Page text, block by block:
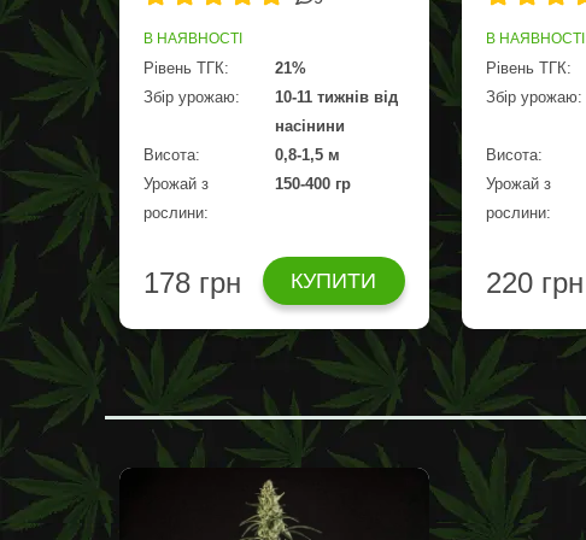
В НАЯВНОСТІ
Рівень ТГК:
21%
Збір урожаю:
10-11 тижнів від
насінини
Висота:
0,8-1,5 м
Урожай з
рослини:
150-400 гр
178 грн КУПИТИ
В НАЯВНОСТІ
Рівень ТГК:
Збір урожаю:
Висота:
Урожай з
рослини:
220 грн